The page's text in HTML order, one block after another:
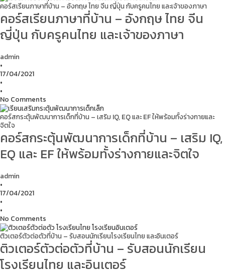
คอร์สเรียนภาษาที่บ้าน – อังกฤษ ไทย จีน ญี่ปุ่น กับครูคนไทย และเจ้าของภาษา
คอร์สเรียนภาษาที่บ้าน – อังกฤษ ไทย จีน
ญี่ปุ่น กับครูคนไทย และเจ้าของภาษา
admin
•
17/04/2021
•
•
No Comments
คอร์สกระตุ้นพัฒนาการเด็กที่บ้าน – เสริม IQ, EQ และ EF ให้พร้อมทั้งร่างกายและ
จิตใจ
คอร์สกระตุ้นพัฒนาการเด็กที่บ้าน – เสริม IQ,
EQ และ EF ให้พร้อมทั้งร่างกายและจิตใจ
admin
•
17/04/2021
•
•
No Comments
ติวเตอร์ตัวต่อตัวที่บ้าน – รับสอนนักเรียนโรงเรียนไทย และอินเตอร์
ติวเตอร์ตัวต่อตัวที่บ้าน – รับสอนนักเรียน
โรงเรียนไทย และอินเตอร์